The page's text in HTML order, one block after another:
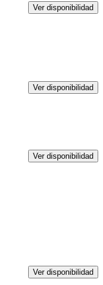
Ver disponibilidad
Ver disponibilidad
Ver disponibilidad
Ver disponibilidad